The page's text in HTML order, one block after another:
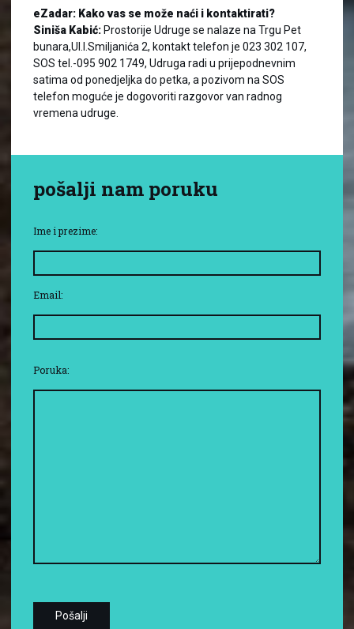
eZadar: Kako vas se može naći i kontaktirati?
Siniša Kabić: Prostorije Udruge se nalaze na Trgu Pet
bunara,Ul.I.Smiljanića 2, kontakt telefon je 023 302 107,
SOS tel.-095 902 1749, Udruga radi u prijepodnevnim
satima od ponedjeljka do petka, a pozivom na SOS
telefon moguće je dogovoriti razgovor van radnog
vremena udruge.
pošalji nam poruku
Ime i prezime:
Email:
Poruka: